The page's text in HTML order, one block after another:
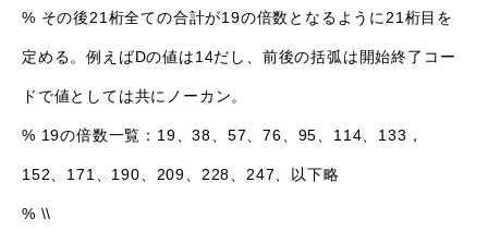
% その後21桁全ての合計が19の倍数となるように21桁目を
定める。例えばDの値は14だし、前後の括弧は開始終了コー
ドで値としては共にノーカン。
% 19の倍数一覧：19、38、57、76、95、114、133，
152、171、190、209、228、247、以下略
% \\